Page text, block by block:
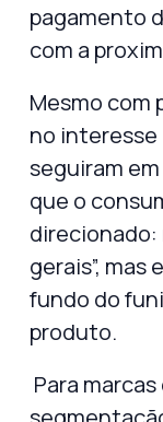
pagamento
com a
Mesmo com
no interesse
seguiram
que o
direcionado
gerais”,
fundo do
produto.
Para